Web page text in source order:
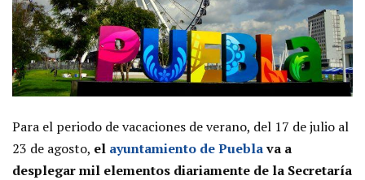
Para el periodo de vacaciones de verano, del 17 de julio al
23 de agosto, el ayuntamiento de Pueblava a
desplegar mil elementos diariamente de la Secretaría